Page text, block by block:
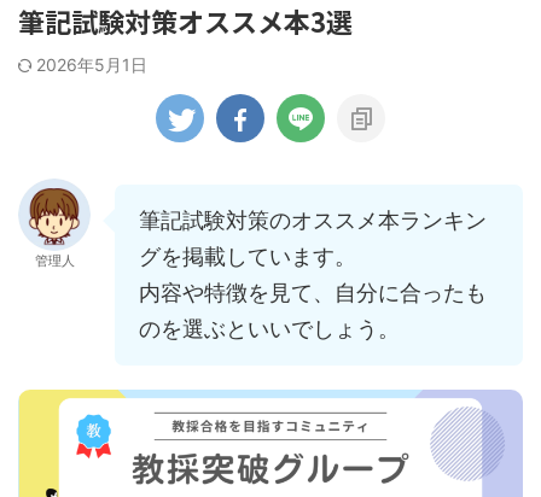
筆記試験対策オススメ本3選
2026年5月1日
管理人
筆記試験対策のオススメ本ランキン
グを掲載しています。
内容や特徴を見て、自分に合ったも
のを選ぶといいでしょう。